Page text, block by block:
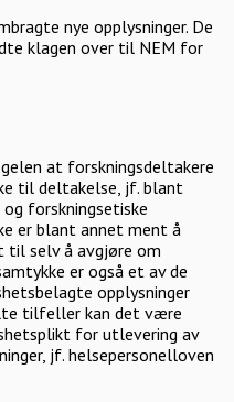
nye opplysninger. De
klagen over til NEM for
at forskningsdeltakere
til deltakelse, jf. blant
forskningsetiske
er blant annet ment å
til selv å avgjøre om
er også et av de
opplysninger
tilfeller kan det være
for utlevering av
jf. helsepersonelloven